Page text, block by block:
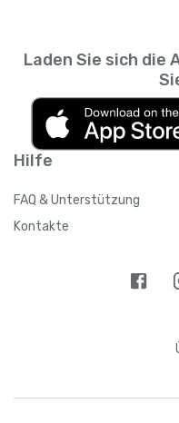
Hilfe
FAQ & Unterstützung
Kontakte
Laden Sie sich die